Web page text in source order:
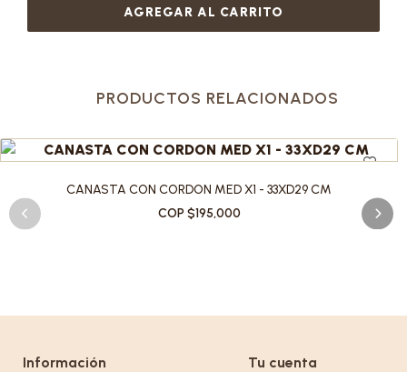
AGREGAR AL CARRITO
PRODUCTOS RELACIONADOS
CANASTA CON CORDON MED X1 - 33XD29 CM
COP $195,000
Información Tu cuenta